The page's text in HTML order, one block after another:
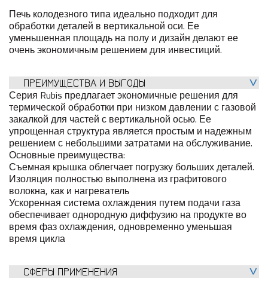
Печь колодезного типа идеально подходит для
обработки деталей в вертикальной оси. Ее
уменьшенная площадь на полу и дизайн делают ее
очень экономичным решением для инвестиций.
ПРЕИМУЩЕСТВА И ВЫГОДЫ
Серия Rubis предлагает экономичные решения для
термической обработки при низком давлении с газовой
закалкой для частей с вертикальной осью. Ее
упрощенная структура является простым и надежным
решением с небольшими затратами на обслуживание.
Основные преимущества:
Съемная крышка облегчает погрузку больших деталей.
Изоляция полностью выполнена из графитового
волокна, как и нагреватель
Ускоренная система охлаждения путем подачи газа
обеспечивает однородную диффузию на продукте во
время фаз охлаждения, одновременно уменьшая
время цикла
СФЕРЫ ПРИМЕНЕНИЯ